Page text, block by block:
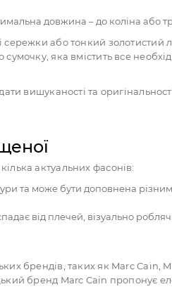
довжина – до коліна або
сережки або тонкий
яка вмістить все
вишуканості та
актуальних фасонів:
та може бути доповнена
від плечей, візуально
брендів, таких як Marc Cain,
бренд Marc Cain пропонує